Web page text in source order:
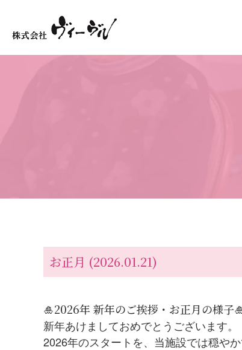
お正月 (2026.01.21)
🎍2026年 新年のご挨拶・お正月の様子
新年あけましておめでとうございます。
2026年のスタートを、当施設では穏や